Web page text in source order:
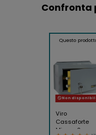
Confronta
Questo
Non
Viro
Cassaforte
Misura S